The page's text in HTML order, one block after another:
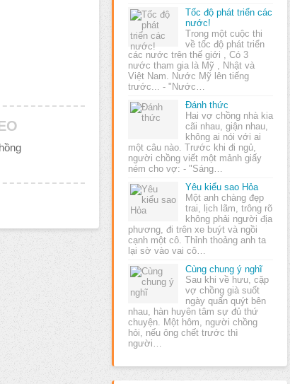
Tốc độ phát triển các
nước!
Trong một cuộc thi
về tốc độ phát triển
các nước trên thế giới , Có 3
nước tham gia là Mỹ , Nhật và
Việt Nam. Nước Mỹ lên tiếng
trước... - "Nước…
Đánh thức
Hai vợ chồng nhà kia
cãi nhau, giận nhau,
không ai nói với ai
một câu nào. Trước khi đi ngủ,
người chồng viết một mảnh giấy
ném cho vợ: - "Sáng…
Yêu kiểu sao Hỏa
Một anh chàng đẹp
trai, lịch lãm, trông rõ
không phải người địa
phương, đi trên xe buýt và ngồi
cạnh một cô. Thỉnh thoảng anh ta
lại sờ vào vai cô…
Cùng chung ý nghĩ
Sau khi về hưu, cặp
vợ chồng già suốt
ngày quấn quýt bên
nhau, hàn huyên tâm sự đủ thứ
chuyện. Một hôm, người chồng
hỏi, nếu ông chết trước thì
người…